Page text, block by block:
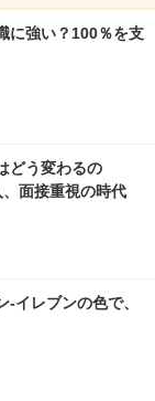
に強い？100％を支
どう変わるの
面接重視の時代
‐イレブンの色で、